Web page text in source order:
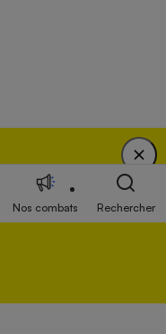
en soutenant
de l'Etat, des
des producteurs et des
Nos combats Rechercher